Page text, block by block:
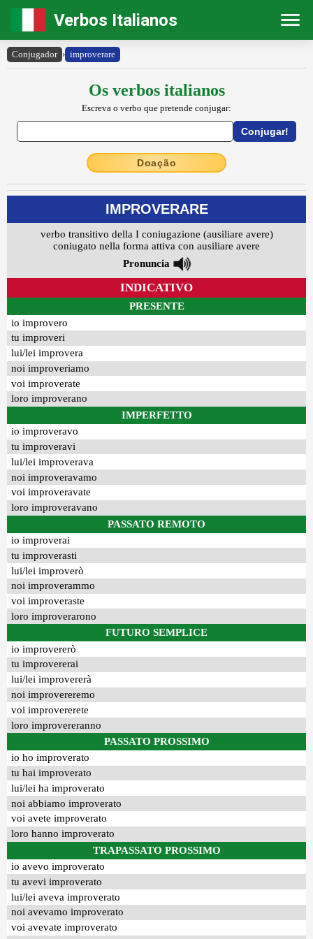
Verbos Italianos
Conjugador › improverare
Os verbos italianos
Escreva o verbo que pretende conjugar:
Doação
IMPROVERARE
verbo transitivo della I coniugazione (ausiliare avere)
coniugato nella forma attiva con ausiliare avere
Pronuncia
INDICATIVO
PRESENTE
io improvero
tu improveri
lui/lei improvera
noi improveriamo
voi improverate
loro improverano
IMPERFETTO
io improveravo
tu improveravi
lui/lei improverava
noi improveravamo
voi improveravate
loro improveravano
PASSATO REMOTO
io improverai
tu improverasti
lui/lei improverò
noi improverammo
voi improveraste
loro improverarono
FUTURO SEMPLICE
io improvererò
tu improvererai
lui/lei improvererà
noi improvereremo
voi improvererete
loro improvereranno
PASSATO PROSSIMO
io ho improverato
tu hai improverato
lui/lei ha improverato
noi abbiamo improverato
voi avete improverato
loro hanno improverato
TRAPASSATO PROSSIMO
io avevo improverato
tu avevi improverato
lui/lei aveva improverato
noi avevamo improverato
voi avevate improverato